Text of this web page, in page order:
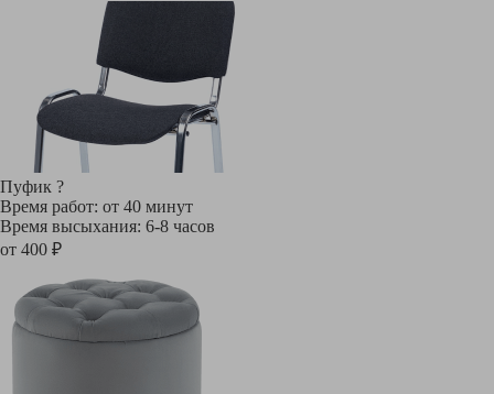
Пуфик ?
Время работ: от 40 минут
Время высыхания: 6-8 часов
от 400 ₽